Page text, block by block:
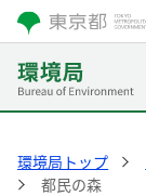
環境局トップ
都民の森